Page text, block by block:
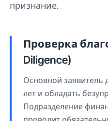
признание.
Проверка
Diligence)
Основной заявитель
лет и обладать
Подразделение